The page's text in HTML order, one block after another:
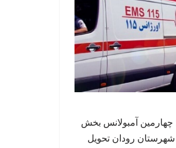
چهارمین آمبولانس بخش
رودان تحویل